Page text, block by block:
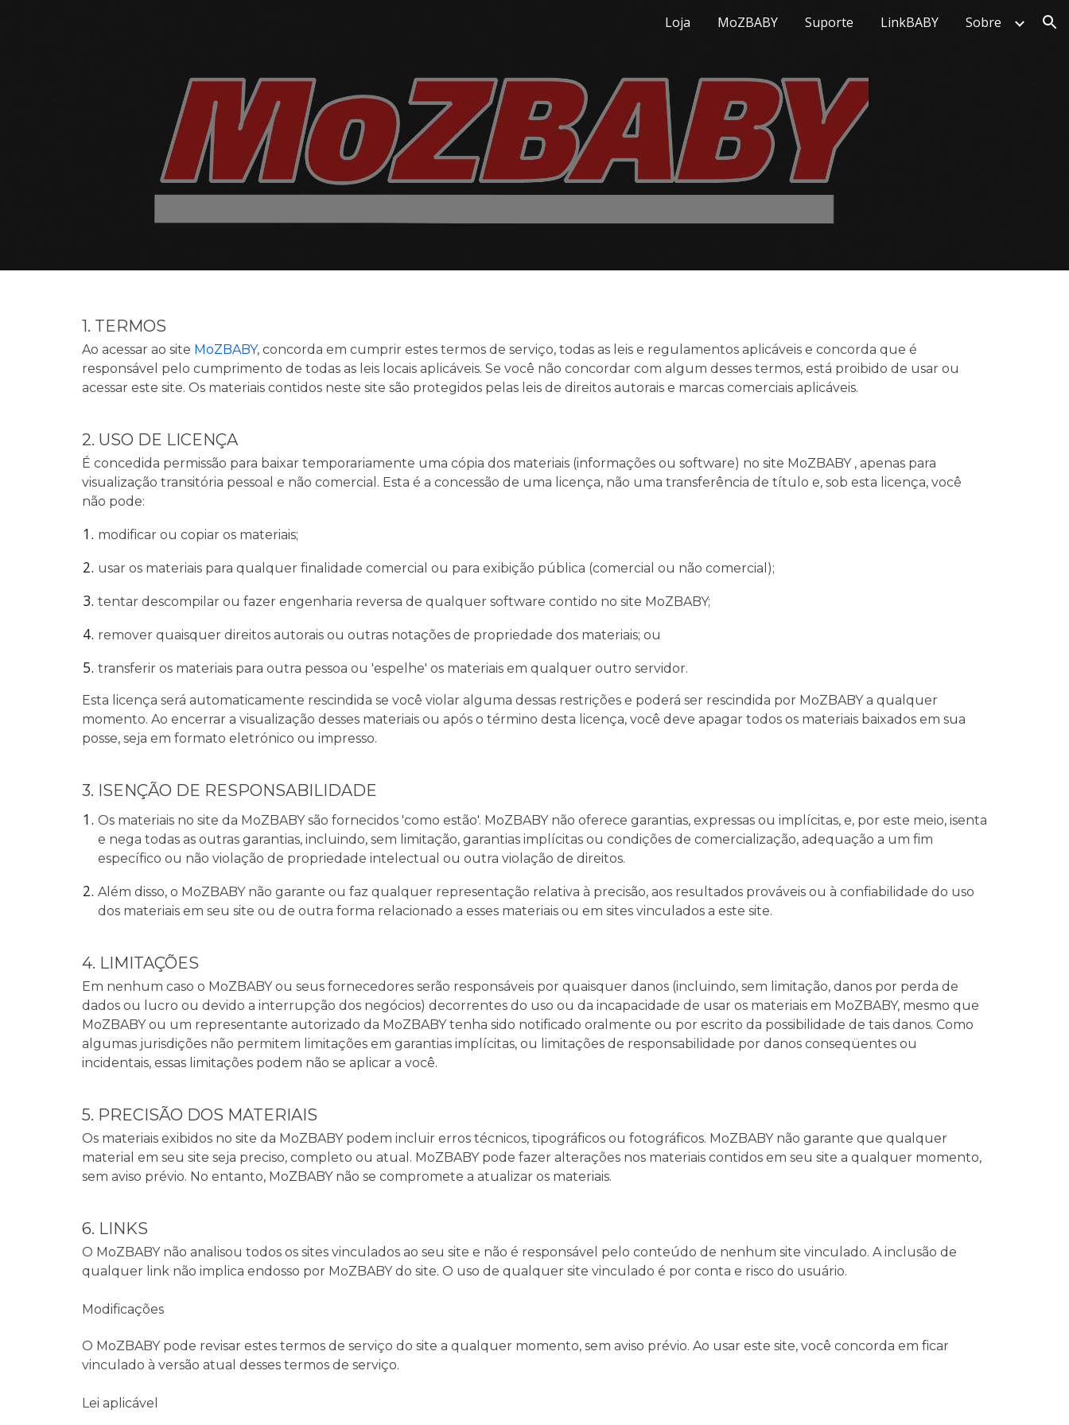
Skip to navigation
Loja MoZBABY Suporte LinkBABY Sobre
1. TERMOS
Ao acessar ao site MoZBABY, concorda em cumprir estes termos de serviço, todas as leis e regulamentos aplicáveis ​​e concorda que é
responsável pelo cumprimento de todas as leis locais aplicáveis. Se você não concordar com algum desses termos, está proibido de usar ou
acessar este site. Os materiais contidos neste site são protegidos pelas leis de direitos autorais e marcas comerciais aplicáveis.
2. USO DE LICENÇA
É concedida permissão para baixar temporariamente uma cópia dos materiais (informações ou software) no site MoZBABY , apenas para
visualização transitória pessoal e não comercial. Esta é a concessão de uma licença, não uma transferência de título e, sob esta licença, você
não pode:
modificar ou copiar os materiais;
usar os materiais para qualquer finalidade comercial ou para exibição pública (comercial ou não comercial);
tentar descompilar ou fazer engenharia reversa de qualquer software contido no site MoZBABY;
remover quaisquer direitos autorais ou outras notações de propriedade dos materiais; ou
transferir os materiais para outra pessoa ou 'espelhe' os materiais em qualquer outro servidor.
Esta licença será automaticamente rescindida se você violar alguma dessas restrições e poderá ser rescindida por MoZBABY a qualquer
momento. Ao encerrar a visualização desses materiais ou após o término desta licença, você deve apagar todos os materiais baixados em sua
posse, seja em formato eletrónico ou impresso.
3. ISENÇÃO DE RESPONSABILIDADE
Os materiais no site da MoZBABY são fornecidos 'como estão'. MoZBABY não oferece garantias, expressas ou implícitas, e, por este meio, isenta
e nega todas as outras garantias, incluindo, sem limitação, garantias implícitas ou condições de comercialização, adequação a um fim
específico ou não violação de propriedade intelectual ou outra violação de direitos.
Além disso, o MoZBABY não garante ou faz qualquer representação relativa à precisão, aos resultados prováveis ​​ou à confiabilidade do uso
dos materiais em seu site ou de outra forma relacionado a esses materiais ou em sites vinculados a este site.
4. LIMITAÇÕES
Em nenhum caso o MoZBABY ou seus fornecedores serão responsáveis ​​por quaisquer danos (incluindo, sem limitação, danos por perda de
dados ou lucro ou devido a interrupção dos negócios) decorrentes do uso ou da incapacidade de usar os materiais em MoZBABY, mesmo que
MoZBABY ou um representante autorizado da MoZBABY tenha sido notificado oralmente ou por escrito da possibilidade de tais danos. Como
algumas jurisdições não permitem limitações em garantias implícitas, ou limitações de responsabilidade por danos conseqüentes ou
incidentais, essas limitações podem não se aplicar a você.
5. PRECISÃO DOS MATERIAIS
Os materiais exibidos no site da MoZBABY podem incluir erros técnicos, tipográficos ou fotográficos. MoZBABY não garante que qualquer
material em seu site seja preciso, completo ou atual. MoZBABY pode fazer alterações nos materiais contidos em seu site a qualquer momento,
sem aviso prévio. No entanto, MoZBABY não se compromete a atualizar os materiais.
6. LINKS
O MoZBABY não analisou todos os sites vinculados ao seu site e não é responsável pelo conteúdo de nenhum site vinculado. A inclusão de
qualquer link não implica endosso por MoZBABY do site. O uso de qualquer site vinculado é por conta e risco do usuário.
Modificações
O MoZBABY pode revisar estes termos de serviço do site a qualquer momento, sem aviso prévio. Ao usar este site, você concorda em ficar
vinculado à versão atual desses termos de serviço.
Lei aplicável